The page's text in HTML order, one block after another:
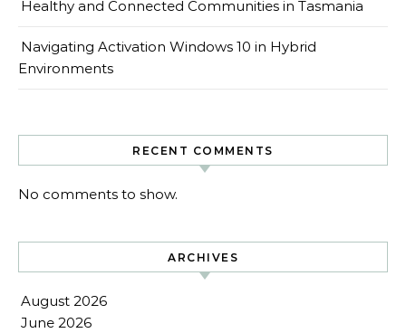
Healthy and Connected Communities in Tasmania
Navigating Activation Windows 10 in Hybrid
Environments
RECENT COMMENTS
No comments to show.
ARCHIVES
August 2026
June 2026